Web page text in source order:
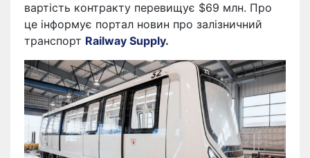
вартість контракту перевищує $69 млн. Про
це інформує портал новин про залізничний
транспорт Railway Supply.